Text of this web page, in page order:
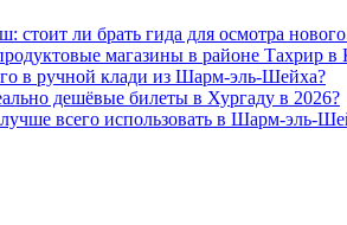
стоит ли брать гида для осмотра
магазины в районе Тахрир в
в ручной клади из Шарм-эль-Шейха?
дешёвые билеты в Хургаду в 2026?
всего использовать в Шарм-эль-